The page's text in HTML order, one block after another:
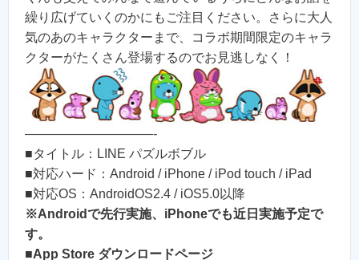
繰り広げていくのかにもご注目ください。さらに大人
気のあのキャラクターまで、コラボ期間限定のキャラ
クターがたくさん登場するのでお見逃しなく！
——————————-
■タイトル：LINE パズルボブル
■対応ハード：Android / iPhone / iPod touch / iPad
■対応OS：AndroidOS2.4 / iOS5.0以降
※Androidで先行実施、iPhoneでも近日実施予定で
す。
■App Store ダウンロードページ